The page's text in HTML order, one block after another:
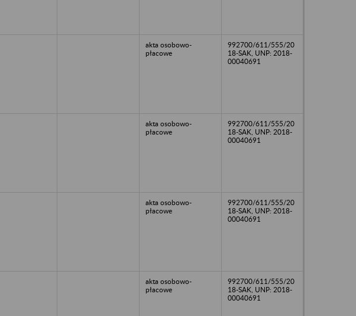
akta osobowo-
płacowe
992700/611/555/20
18-SAK, UNP: 2018-
00040691
akta osobowo-
płacowe
992700/611/555/20
18-SAK, UNP: 2018-
00040691
akta osobowo-
płacowe
992700/611/555/20
18-SAK, UNP: 2018-
00040691
akta osobowo-
płacowe
992700/611/555/20
18-SAK, UNP: 2018-
00040691